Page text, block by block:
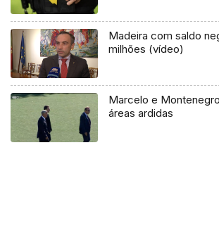
Madeira com saldo
milhões (vídeo)
Marcelo e
áreas ardidas